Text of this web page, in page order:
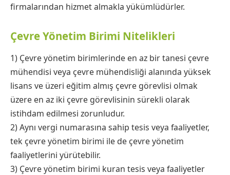
firmalarından hizmet almakla yükümlüdürler.
Çevre Yönetim Birimi Nitelikleri
1) Çevre yönetim birimlerinde en az bir tanesi çevre
mühendisi veya çevre mühendisliği alanında yüksek
lisans ve üzeri eğitim almış çevre görevlisi olmak
üzere en az iki çevre görevlisinin sürekli olarak
istihdam edilmesi zorunludur.
2) Aynı vergi numarasına sahip tesis veya faaliyetler,
tek çevre yönetim birimi ile de çevre yönetim
faaliyetlerini yürütebilir.
3) Çevre yönetim birimi kuran tesis veya faaliyetler